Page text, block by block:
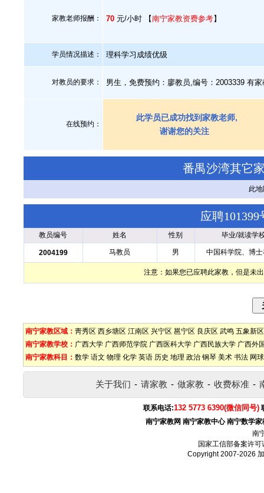
家教老师报酬： 70 元/小时 【南宁家教资费参考】
学员情况描述： 理科学习成绩优级
对教员的要求： 男生，免费预约：廖教员,编号：2003339 有
在线预约：
此学员已成功找到家教老师,
谢谢您的关注
番禺沙湾其它
此
应聘
教员编号 姓名 性别 毕业/就读学
2004199 马教员 男 中国科学院、博
注意：如果您已应聘此家教，但是未
南宁家教区域： 靑秀区 西乡塘区 江南区 兴宁区 邕宁区 良庆区 武鸣 五象新区
南宁家教学校： 广西大学 广西师范学院 广西医科大学 广西民族大学 广西外
南宁家教科目： 数学 语文 物理 化学 英语 历史 地理 政治 钢琴 美术 书法 网球
关于我们 - 请家教 - 做家教 - 收费标准 -
联系电话:132 5773 6390(微信同号)
南宁家教网 南宁家教中心 南宁数学家
南
国家工信部备案许可
Copyright 2007-2026